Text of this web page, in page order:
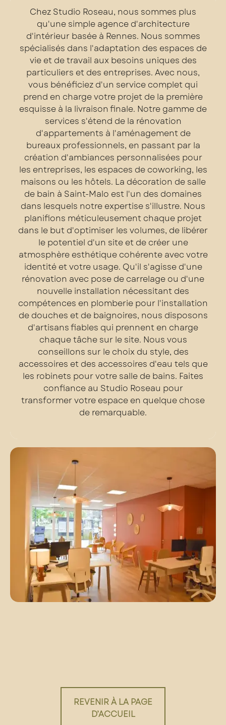
Chez Studio Roseau, nous sommes plus
qu'une simple agence d'architecture
d'intérieur basée à Rennes. Nous sommes
spécialisés dans l'adaptation des espaces de
vie et de travail aux besoins uniques des
particuliers et des entreprises. Avec nous,
vous bénéficiez d'un service complet qui
prend en charge votre projet de la première
esquisse à la livraison finale. Notre gamme de
services s'étend de la rénovation
d'appartements à l'aménagement de
bureaux professionnels, en passant par la
création d'ambiances personnalisées pour
les entreprises, les espaces de coworking, les
maisons ou les hôtels. La décoration de salle
de bain à Saint-Malo est l'un des domaines
dans lesquels notre expertise s'illustre. Nous
planifions méticuleusement chaque projet
dans le but d'optimiser les volumes, de libérer
le potentiel d'un site et de créer une
atmosphère esthétique cohérente avec votre
identité et votre usage. Qu'il s'agisse d'une
rénovation avec pose de carrelage ou d'une
nouvelle installation nécessitant des
compétences en plomberie pour l'installation
de douches et de baignoires, nous disposons
d'artisans fiables qui prennent en charge
chaque tâche sur le site. Nous vous
conseillons sur le choix du style, des
accessoires et des accessoires d'eau tels que
les robinets pour votre salle de bains. Faites
confiance au Studio Roseau pour
transformer votre espace en quelque chose
de remarquable.
REVENIR À LA PAGE
D’ACCUEIL